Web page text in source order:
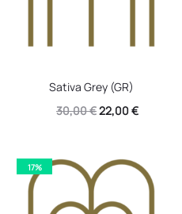
Sativa Grey (GR)
30,00€Original
was:
30,00 €.
22,00€Η
είναι:
17%